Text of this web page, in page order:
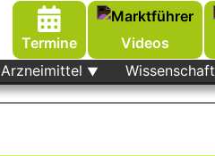
Termine Videos
Arzneimittel Wissenschaft